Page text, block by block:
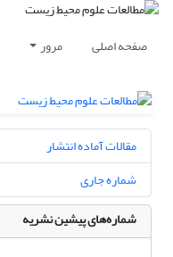
صفحه اصلی مرور
مقالات آماده انتشار
شماره جاری
شماره‌های پیشین نشریه